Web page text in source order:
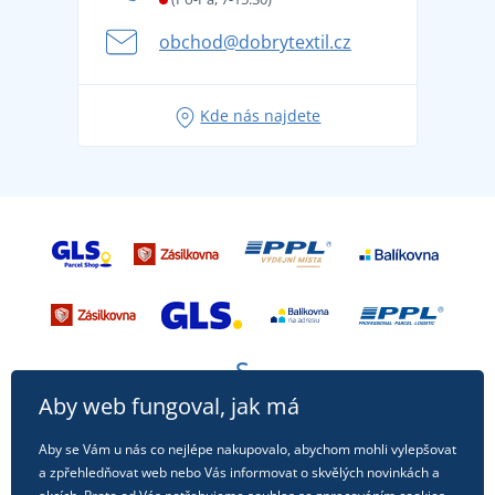
se na dovolenou bez starostí
Tipy na svěží outfity pro pohodové léto
obchod@dobrytextil.cz
Kde nás najdete
Aby web fungoval, jak má
Aby se Vám u nás co nejlépe nakupovalo, abychom mohli vylepšovat
a zpřehledňovat web nebo Vás informovat o skvělých novinkách a